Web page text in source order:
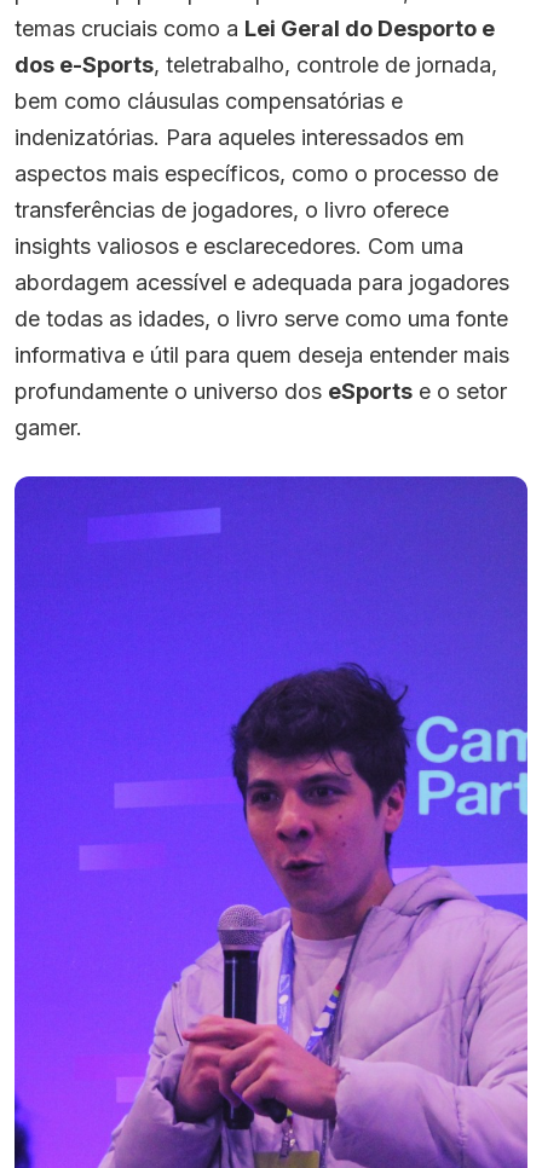
temas cruciais como a Lei Geral do Desporto e
dos e-Sports, teletrabalho, controle de jornada,
bem como cláusulas compensatórias e
indenizatórias. Para aqueles interessados em
aspectos mais específicos, como o processo de
transferências de jogadores, o livro oferece
insights valiosos e esclarecedores. Com uma
abordagem acessível e adequada para jogadores
de todas as idades, o livro serve como uma fonte
informativa e útil para quem deseja entender mais
profundamente o universo dos eSports e o setor
gamer.